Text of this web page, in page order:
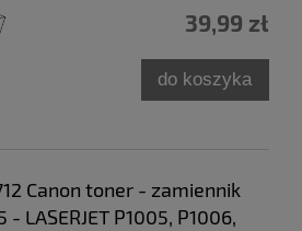
39,99 zł
do koszyka
Canon toner - zamiennik
LASERJET P1005, P1006,